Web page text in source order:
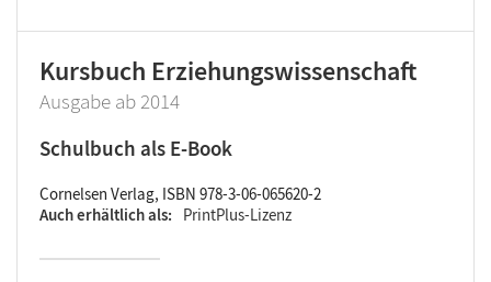
Kursbuch Erziehungswissenschaft
Ausgabe ab 2014
Schulbuch als E-Book
Cornelsen Verlag, ISBN 978-3-06-065620-2
Auch erhältlich als
PrintPlus-Lizenz